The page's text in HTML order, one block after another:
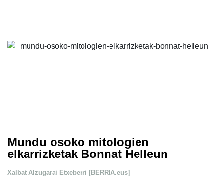
Mundu osoko mitologien
elkarrizketak Bonnat Helleun
Xalbat Alzugarai Etxeberri [BERRIA.eus]